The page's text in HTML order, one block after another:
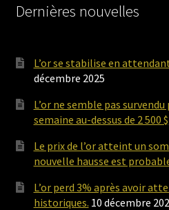
Dernières nouvelles
L’or se stabilise en
décembre 2025
L’or ne semble pas
semaine au-dessus de 2 500 $
Le prix de l’or atteint un
nouvelle hausse est
L’or perd 3% après avoir
historiques. 10 décembre